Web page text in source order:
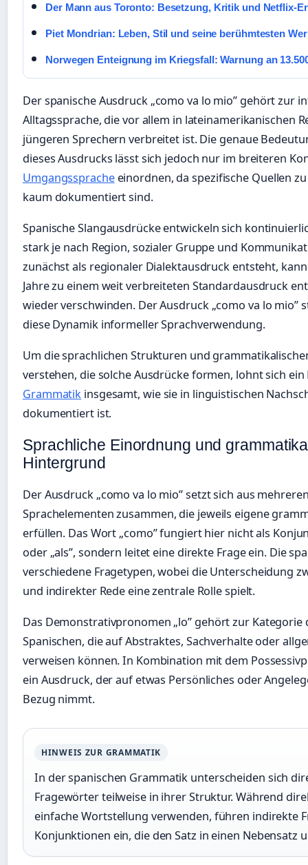
Der Mann aus Toronto: Besetzung, Kritik und Netflix-
Piet Mondrian: Leben, Stil und seine berühmtesten
Norwegen Enteignung im Kriegsfall: Warnung an
Der spanische Ausdruck „como va lo mio” gehört zur
Alltagssprache, die vor allem in lateinamerikanischen
jüngeren Sprechern verbreitet ist. Die genaue
dieses Ausdrucks lässt sich jedoch nur im breiteren
Umgangsspracheeinordnen, da spezifische Quellen
kaum dokumentiert sind.
Spanische Slangausdrücke entwickeln sich
stark je nach Region, sozialer Gruppe und
zunächst als regionaler Dialektausdruck entsteht,
Jahre zu einem weit verbreiteten Standardausdruck
wieder verschwinden. Der Ausdruck „como va lo mio”
diese Dynamik informeller Sprachverwendung.
Um die sprachlichen Strukturen und
verstehen, die solche Ausdrücke formen, lohnt sich
Grammatik insgesamt, wie sie in linguistischen
dokumentiert ist.
Sprachliche Einordnung und
Hintergrund
Der Ausdruck „como va lo mio” setzt sich aus
Sprachelementen zusammen, die jeweils eigene
erfüllen. Das Wort „como” fungiert hier nicht als
oder „als”, sondern leitet eine direkte Frage ein. Die
verschiedene Fragetypen, wobei die Unterscheidung
und indirekter Rede eine zentrale Rolle spielt.
Das Demonstrativpronomen „lo” gehört zur
Spanischen, die auf Abstraktes, Sachverhalte oder
verweisen können. In Kombination mit dem
ein Ausdruck, der auf etwas Persönliches oder
Bezug nimmt.
HINWEIS ZUR GRAMMATIK
In der spanischen Grammatik unterscheiden sich
Fragewörter teilweise in ihrer Struktur. Während
einfache Wortstellung verwenden, führen indirekte
Konjunktionen ein, die den Satz in einen Nebensatz